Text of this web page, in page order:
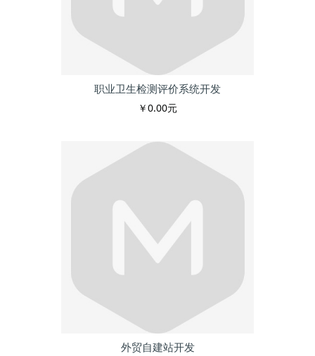
职业卫生检测评价系统开发
￥0.00元
外贸自建站开发